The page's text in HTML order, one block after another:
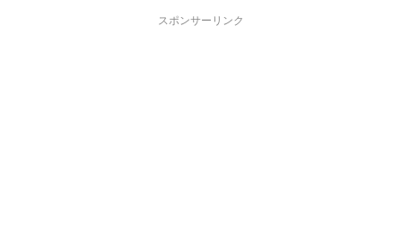
スポンサーリンク